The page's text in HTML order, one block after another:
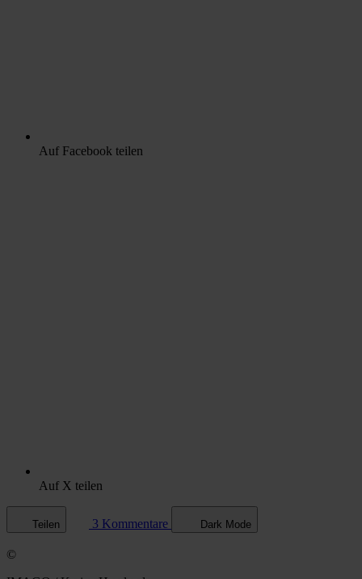
Auf Facebook teilen
Auf X teilen
Teilen 3 Kommentare Dark Mode
©